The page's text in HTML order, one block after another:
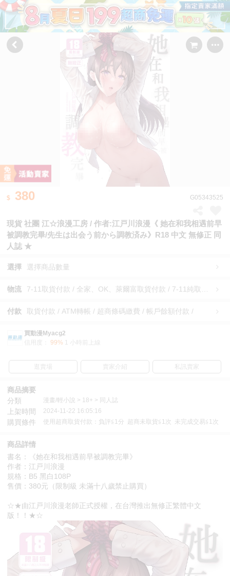
380 G05343525
現貨 社團 江☆浪漫工房 / 作者:江戸川浪漫《 她在和我相遇前早
被調教完畢/先生は出会う前から調教済み》R18 中文 無修正 同
人誌 ★
選擇 選擇商品數量
物流
付款 取貨付款 / ATM轉帳 / 超商條碼繳費 / 帳戶餘額付款 /
買動漫Myacg2
信用度：
99% 1 小時前上線
逛賣場 賣家介紹 私訊賣家
商品摘要
分類
漫畫/輕小說 > 18+ > 同人誌
上架時間 2024-11-22 16:05:16
購買條件 使用超商取貨付款：負評≦1分 超商未取貨≦1次 未完成交易≦1次
商品詳情
書名：《她在和我相遇前早被調教完畢》
作者：江戸川浪漫
規格：B5 黑白108P
售價：380元（限制級 未滿十八歲禁止購買）
☆★由江戸川浪漫老師正式授權，在台灣推出無修正繁體中文
版！！★☆